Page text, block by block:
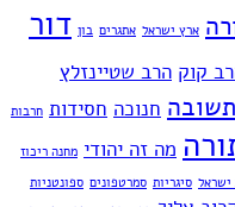
ארץ ישראל אתגרים בון דור
קוק הרב שטיינזלץ
חנוכה חסידות חרבות
מה זה יהודי מחנה ריכוז
ישראל סיגריות סמרטפונים ספונטניות